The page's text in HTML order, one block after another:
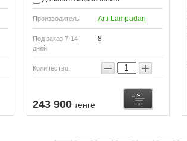
Производитель Arti Lampadari
Под заказ 7-14
дней
8
Количество: − +
243 900тенге